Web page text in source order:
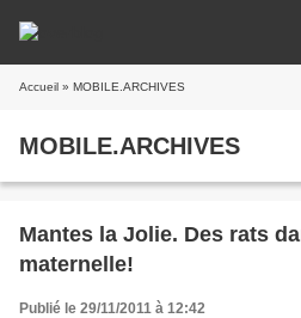
Accueil » MOBILE.ARCHIVES
MOBILE.ARCHIVES
Mantes la Jolie. Des rats
maternelle!
Publié le 29/11/2011 à 12:42